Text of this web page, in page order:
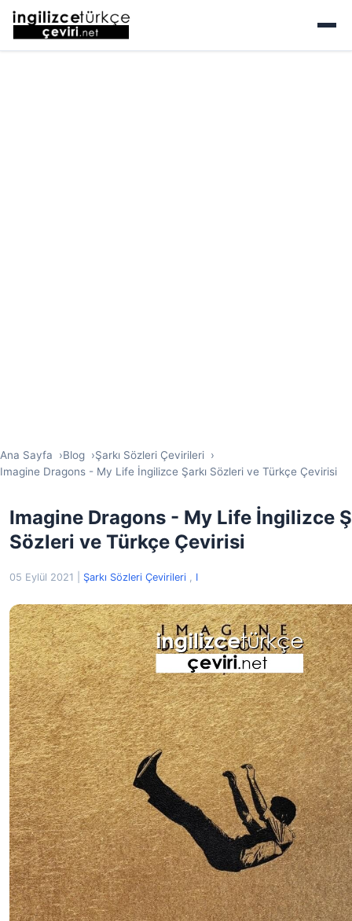
Ana Sayfa Blog
Şarkı Sözleri Çevirileri
Imagine Dragons - My Life İngilizce Şarkı Sözleri ve Türkçe Çevirisi
Imagine Dragons - My Life İngilizce
Sözleri ve Türkçe Çevirisi
05 Eylül 2021 Şarkı Sözleri Çevirileri , I